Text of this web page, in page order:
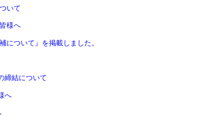
いて
様へ
について』を掲載しました。
締結について
へ